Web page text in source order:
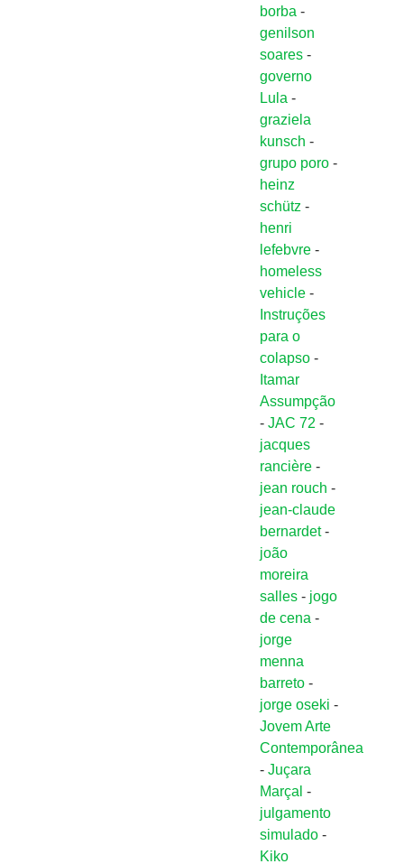
borba -
genilson
soares -
governo
Lula -
graziela
kunsch -
grupo poro -
heinz
schütz -
henri
lefebvre -
homeless
vehicle -
Instruções
para o
colapso -
Itamar
Assumpção
-JAC 72 -
jacques
rancière -
jean rouch -
jean-claude
bernardet-
joão
moreira
salles - jogo
de cena -
jorge
menna
barreto -
jorge oseki -
Jovem Arte
Contemporânea
-Juçara
Marçal -
julgamento
simulado -
Kiko